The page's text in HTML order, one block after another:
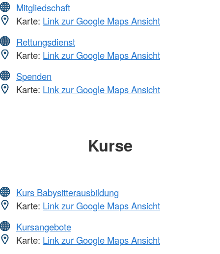
Mitgliedschaft
Karte: Link zur Google Maps Ansicht
Rettungsdienst
Karte: Link zur Google Maps Ansicht
Spenden
Karte: Link zur Google Maps Ansicht
Kurse
Kurs Babysitterausbildung
Karte: Link zur Google Maps Ansicht
Kursangebote
Karte: Link zur Google Maps Ansicht